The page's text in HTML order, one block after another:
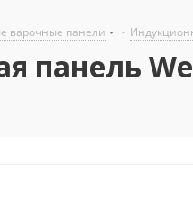
варочные панели -
панель